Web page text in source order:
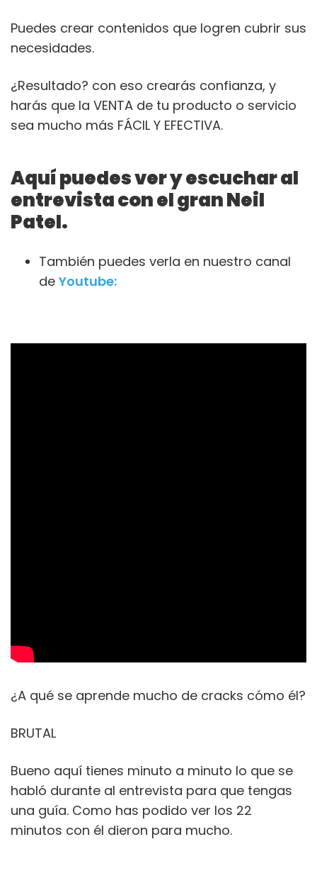
Puedes crear contenidos que logren cubrir sus
necesidades.
¿Resultado? con eso crearás confianza, y
harás que la VENTA de tu producto o servicio
sea mucho más FÁCIL Y EFECTIVA.
Aquí puedes ver y escuchar al
entrevista con el gran Neil
Patel.
También puedes verla en nuestro canal
de Youtube:
¿A qué se aprende mucho de cracks cómo él?
BRUTAL
Bueno aquí tienes minuto a minuto lo que se
habló durante al entrevista para que tengas
una guía. Como has podido ver los 22
minutos con él dieron para mucho.